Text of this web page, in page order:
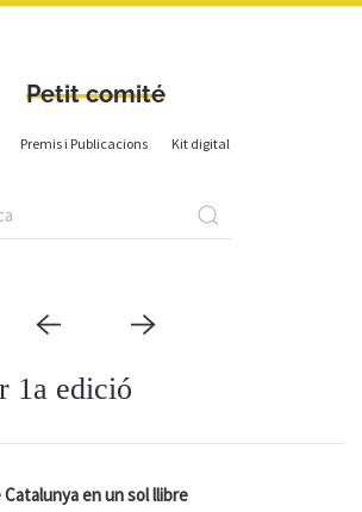
Petit comité
Premis i Publicacions Kit digital
1a edició
en un sol llibre